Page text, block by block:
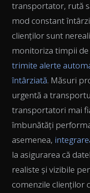
transportator, rută
mod constant
clienților sunt
monitoriza timpii
trimite alerte
întârziată. Măsuri
urgentă a
transportatori mai
îmbunătăți
asemenea,
la asigurarea că
realiste și vizibile
comenzile clienților